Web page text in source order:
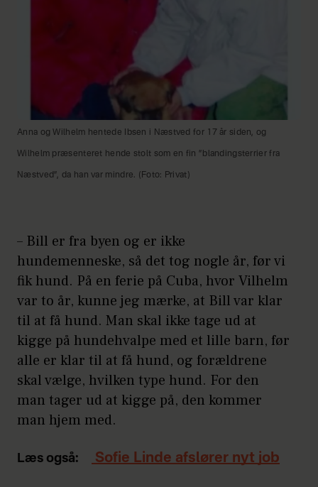
Anna og Wilhelm hentede Ibsen i Næstved for 17 år siden, og
Wilhelm præsenteret hende stolt som en fin ”blandingsterrier fra
Næstved”, da han var mindre. (Foto: Privat)
– Bill er fra byen og er ikke
hundemenneske, så det tog nogle år, før vi
fik hund. På en ferie på Cuba, hvor Vilhelm
var to år, kunne jeg mærke, at Bill var klar
til at få hund. Man skal ikke tage ud at
kigge på hundehvalpe med et lille barn, før
alle er klar til at få hund, og forældrene
skal vælge, hvilken type hund. For den
man tager ud at kigge på, den kommer
man hjem med.
Læs også: Sofie Linde afslører nyt job